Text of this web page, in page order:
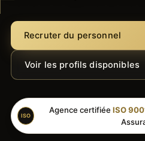
Recruter du personnel
Voir les profils disponibles
ISO
Agence certifiée ISO